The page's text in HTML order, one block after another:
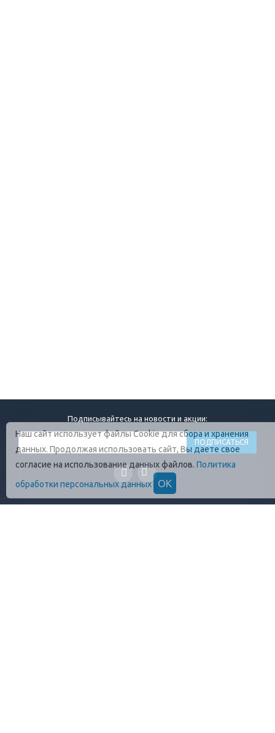
Подписывайтесь на новости и акции:
Наш сайт использует файлы Cookie для сбора и хранения
данных. Продолжая использовать сайт, Вы даете свое
согласие на использование данных файлов. Политика
обработки персональных данных
ОК